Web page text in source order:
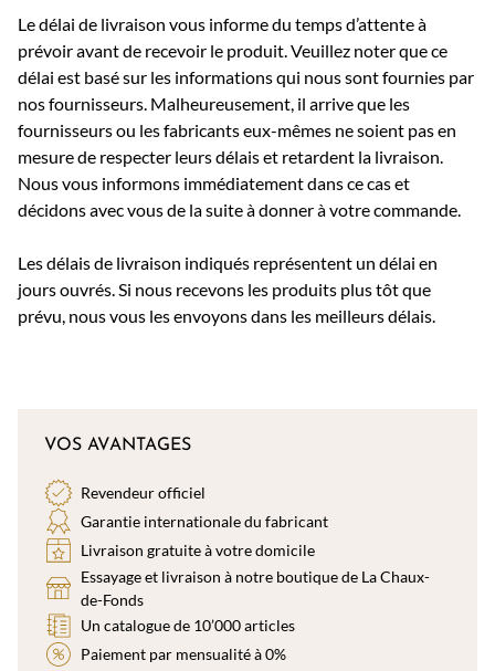
Le délai de livraison vous informe du temps d’attente à
prévoir avant de recevoir le produit. Veuillez noter que ce
délai est basé sur les informations qui nous sont fournies par
nos fournisseurs. Malheureusement, il arrive que les
fournisseurs ou les fabricants eux-mêmes ne soient pas en
mesure de respecter leurs délais et retardent la livraison.
Nous vous informons immédiatement dans ce cas et
décidons avec vous de la suite à donner à votre commande.
Les délais de livraison indiqués représentent un délai en
jours ouvrés. Si nous recevons les produits plus tôt que
prévu, nous vous les envoyons dans les meilleurs délais.
VOS AVANTAGES
Revendeur officiel
Garantie internationale du fabricant
Livraison gratuite à votre domicile
Essayage et livraison à notre boutique de La Chaux-
de-Fonds
Un catalogue de 10’000 articles
Paiement par mensualité à 0%